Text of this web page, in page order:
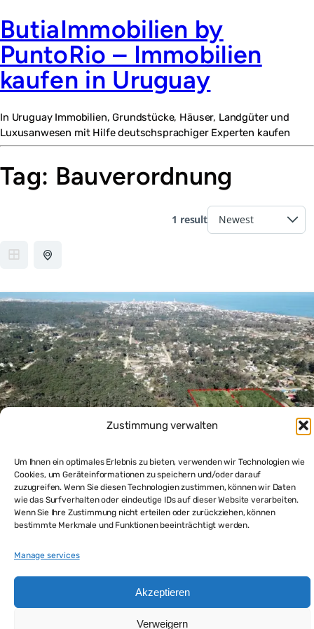
Zustimmung verwalten
Um Ihnen ein optimales Erlebnis zu bieten, verwenden wir Technologien wie
Cookies, um Geräteinformationen zu speichern und/oder darauf
zuzugreifen. Wenn Sie diesen Technologien zustimmen, können wir Daten
wie das Surfverhalten oder eindeutige IDs auf dieser Website verarbeiten.
Wenn Sie Ihre Zustimmung nicht erteilen oder zurückziehen, können
bestimmte Merkmale und Funktionen beeinträchtigt werden.
Manage services
Akzeptieren
Verweigern
ButiaImmobilien by
PuntoRio – Immobilien
kaufen in Uruguay
In Uruguay Immobilien, Grundstücke, Häuser, Landgüter und
Luxusanwesen mit Hilfe deutschsprachiger Experten kaufen
Tag: Bauverordnung
1 result
5000 m2 erschlossenes Bauland in Uruguay La Paloma 1